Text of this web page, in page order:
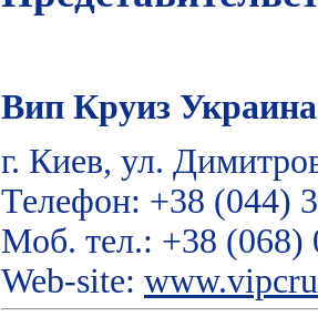
Вип Круиз Украина
г. Киев, ул.
Телефон: +38 (044)
Mоб. тел.: +38 (068)
Web-site: